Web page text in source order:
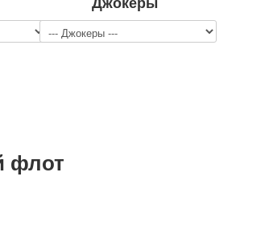
флот